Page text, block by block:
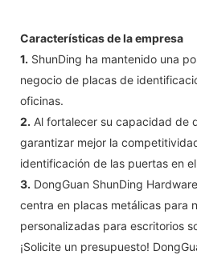
Características de la empresa
1. ShunDing ha mantenido una
negocio de placas de
oficinas.
2. Al fortalecer su capacidad de
garantizar mejor la
identificación de las puertas en
3. DongGuan ShunDing
centra en placas metálicas para
personalizadas para escritorios
¡Solicite un presupuesto!